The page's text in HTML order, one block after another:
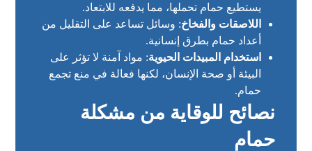
يستطيع حمام تحملها، مما يدفعه للابتعاد.
اللاصقات والفخاخ: وسائل تساعد على التقليل من
أعداد حمام بطرق إنسانية.
استخدام المبيدات الحيوية: مواد آمنة لا تؤثر على
البيئة أو صحة الإنسان، لكنها فعالة في منع تجمع
حمام.
نصائح للوقاية من مشكلة
حمام